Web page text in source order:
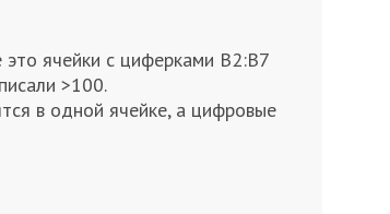
ячейки с циферками В2:В7
>100.
в одной ячейке, а цифровые